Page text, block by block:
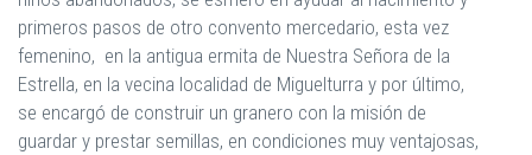
primeros pasos de otro convento mercedario, esta vez
femenino, en la antigua ermita de Nuestra Señora de la
Estrella, en la vecina localidad de Miguelturra y por último,
se encargó de construir un granero con la misión de
guardar y prestar semillas, en condiciones muy ventajosas,